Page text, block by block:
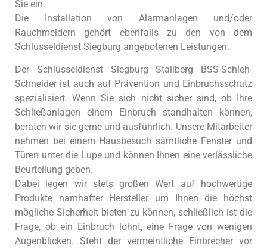
Sie ein.
Die Installation von Alarmanlagen und/oder
Rauchmeldern gehört ebenfalls zu den von dem
Schlüsseldienst Siegburg angebotenen Leistungen.
Der Schlüsseldienst Siegburg Stallberg BSS-Schieh-
Schneider ist auch auf Prävention und Einbruchsschutz
spezialisiert. Wenn Sie sich nicht sicher sind, ob Ihre
Schließanlagen einem Einbruch standhalten können,
beraten wir sie gerne und ausführlich. Unsere Mitarbeiter
nehmen bei einem Hausbesuch sämtliche Fenster und
Türen unter die Lupe und können Ihnen eine verlässliche
Beurteilung geben.
Dabei legen wir stets großen Wert auf hochwertige
Produkte namhafter Hersteller um Ihnen die höchst
mögliche Sicherheit bieten zu können, schließlich ist die
Frage, ob ein Einbruch lohnt, eine Frage von wenigen
Augenblicken. Steht der vermeintliche Einbrecher vor